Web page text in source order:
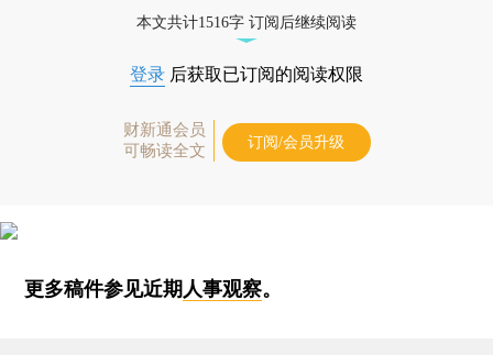
本文共计1516字 订阅后继续阅读
登录 后获取已订阅的阅读权限
财新通会员
可畅读全文
订阅/会员升级
更多稿件参见近期 人事观察。